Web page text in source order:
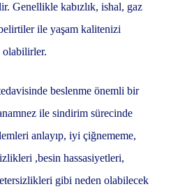
Genellikle kabızlık, ishal, gaz
ile yaşam kalitenizi
olabilirler.
beslenme önemli bir
ile sindirim sürecinde
anlayıp, iyi çiğnememe,
,besin hassasiyetleri,
gibi neden olabilecek